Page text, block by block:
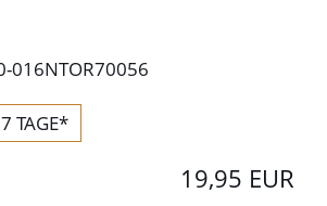
016NTOR70056
TAGE*
19,95 EUR